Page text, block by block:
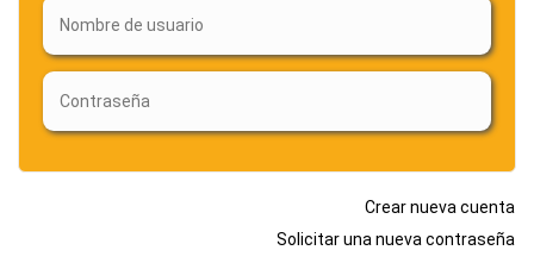
Crear nueva cuenta
Solicitar una nueva contraseña